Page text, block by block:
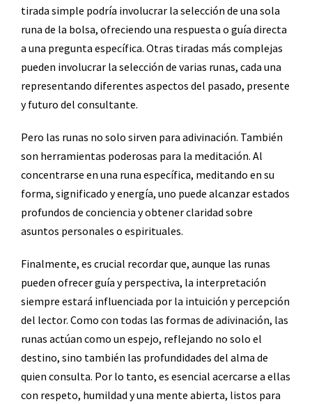
tirada simple podría involucrar la selección de una sola
runa de la bolsa, ofreciendo una respuesta o guía directa
a una pregunta específica. Otras tiradas más complejas
pueden involucrar la selección de varias runas, cada una
representando diferentes aspectos del pasado, presente
y futuro del consultante.
Pero las runas no solo sirven para adivinación. También
son herramientas poderosas para la meditación. Al
concentrarse en una runa específica, meditando en su
forma, significado y energía, uno puede alcanzar estados
profundos de conciencia y obtener claridad sobre
asuntos personales o espirituales.
Finalmente, es crucial recordar que, aunque las runas
pueden ofrecer guía y perspectiva, la interpretación
siempre estará influenciada por la intuición y percepción
del lector. Como con todas las formas de adivinación, las
runas actúan como un espejo, reflejando no solo el
destino, sino también las profundidades del alma de
quien consulta. Por lo tanto, es esencial acercarse a ellas
con respeto, humildad y una mente abierta, listos para